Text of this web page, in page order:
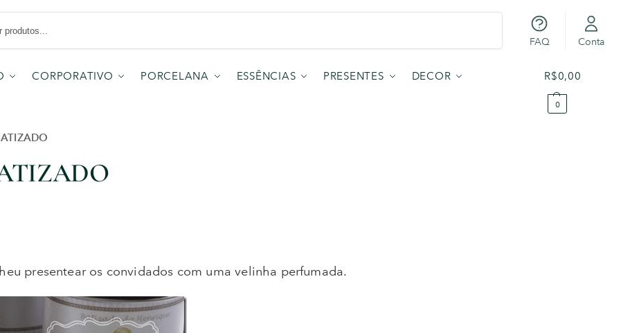
FAQ Conta
CORPORATIVO PORCELANA ESSÊNCIAS PRESENTES DECOR R$0,00
0
presentear os convidados com uma velinha perfumada.